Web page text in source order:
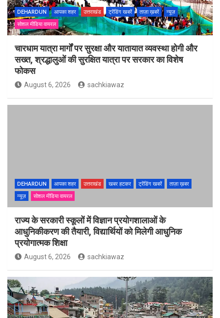
DEHARDUN आपका शहर उत्तराखंड ट्रेंडिंग खबरें ताज़ा ख़बरें
न्यूज़
सोशल मीडिया वायरल
चारधाम यात्रा मार्गों पर सुरक्षा और यातायात व्यवस्था होगी और
सख्त, श्रद्धालुओं की सुरक्षित यात्रा पर सरकार का विशेष
फोकस
August 6, 2026 sachkiawaz
DEHARDUN आपका शहर उत्तराखंड खबर हटकर ट्रेंडिंग खबरें
ताज़ा ख़बर
न्यूज़
सोशल मीडिया वायरल
राज्य के सरकारी स्कूलों में विज्ञान प्रयोगशालाओं के
आधुनिकीकरण की तैयारी, विद्यार्थियों को मिलेगी आधुनिक
प्रयोगात्मक शिक्षा
August 6, 2026 sachkiawaz